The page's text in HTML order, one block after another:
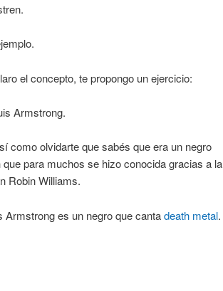
el concepto, te propongo un ejercicio:
Armstrong.
como olvidarte que sabés que era un negro
para muchos se hizo conocida gracias a la
Robin Williams.
Armstrong es un negro que cantadeath metal.